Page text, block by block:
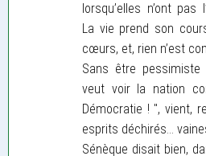
lorsqu’elles n’ont pas
La vie prend son
cœurs, et, rien n’est
Sans être
veut voir la nation
Démocratie ! ", vient,
esprits déchirés…
Sénèque disait bien,